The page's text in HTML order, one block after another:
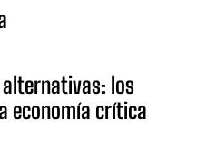
los
economía crítica